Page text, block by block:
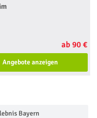
ab 90 €
Angebote anzeigen
Bayern